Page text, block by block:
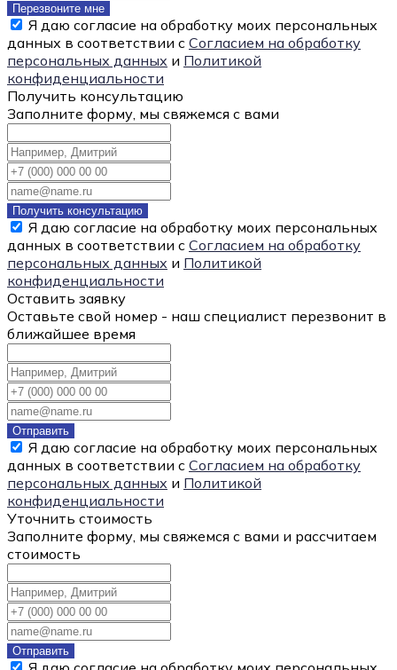
Перезвоните мне
Я даю согласие на обработку моих персональных
данных в соответствии с Согласием на обработку
персональных данных и Политикой
конфиденциальности
Получить консультацию
Заполните форму, мы свяжемся с вами
Получить консультацию
Я даю согласие на обработку моих персональных
данных в соответствии с Согласием на обработку
персональных данных и Политикой
конфиденциальности
Оставить заявку
Оставьте свой номер - наш специалист перезвонит в
ближайшее время
Отправить
Я даю согласие на обработку моих персональных
данных в соответствии с Согласием на обработку
персональных данных и Политикой
конфиденциальности
Уточнить стоимость
Заполните форму, мы свяжемся с вами и рассчитаем
стоимость
Отправить